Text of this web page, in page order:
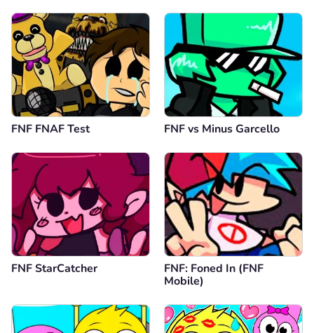
FNF FNAF Test FNF vs Minus Garcello
FNF StarCatcher
FNF: Foned In (FNF
Mobile)